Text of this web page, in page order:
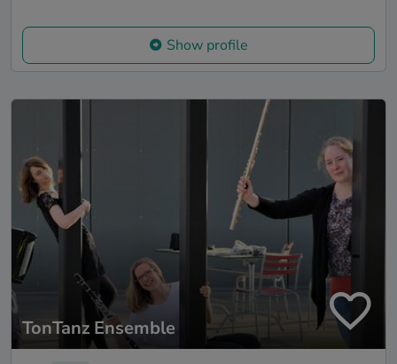
Show profile
TonTanz Ensemble